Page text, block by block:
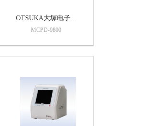
OTSUKA大塚电子...
MCPD-9800